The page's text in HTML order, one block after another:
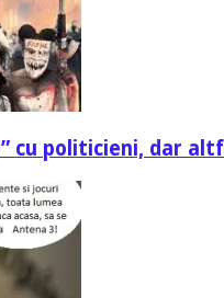
cu politicieni, dar